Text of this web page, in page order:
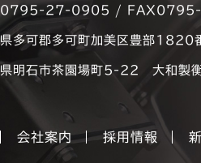
27-0905 /
多可郡多可町加美区豊部1820
明石市茶園場町5-22 大和製
会社案内 採用情報